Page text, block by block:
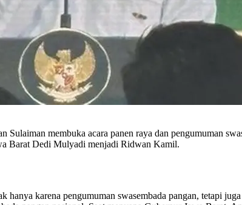
membuka acara panen raya dan pengumuman
Barat Dedi Mulyadi menjadi Ridwan Kamil.
karena pengumuman swasembada pangan, tetapi